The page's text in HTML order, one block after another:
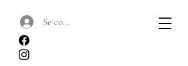
Se connecter